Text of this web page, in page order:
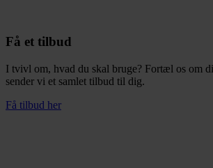
Få et tilbud
I tvivl om, hvad du skal bruge? Fortæl os om
sender vi et samlet tilbud til dig.
Få tilbud her